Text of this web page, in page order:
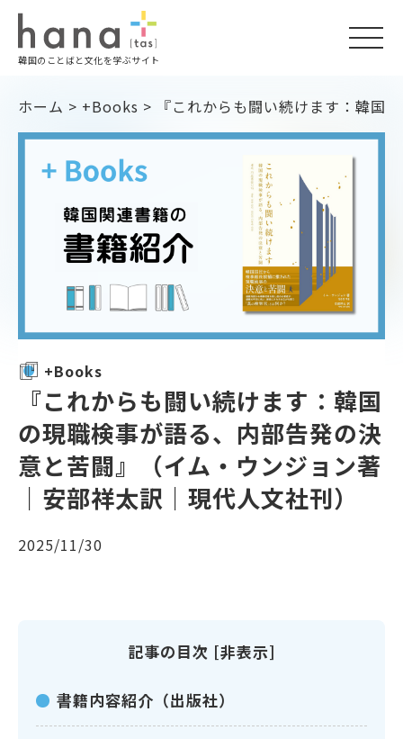
韓国のことばと文化を学ぶサイト
ホーム > +Books > 『これからも闘い続けます：韓国
+Books
『これからも闘い続けます：韓国
の現職検事が語る、内部告発の決
意と苦闘』（イム・ウンジョン著
｜安部祥太訳｜現代人文社刊）
2025/11/30
記事の目次 [非表示]
書籍内容紹介（出版社）